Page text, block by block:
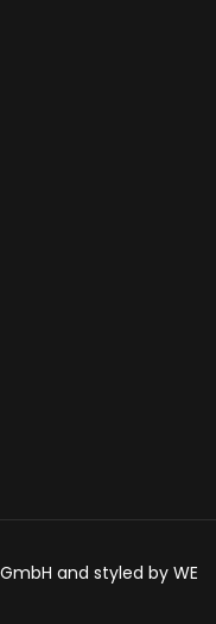
and styled by WE